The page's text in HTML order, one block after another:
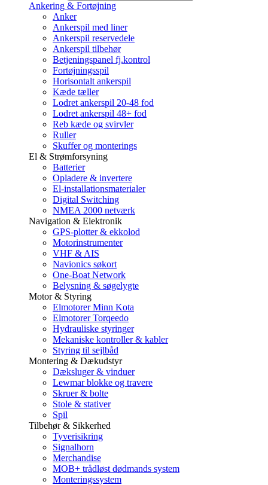
Ankering & Fortøjning
Anker
Ankerspil med liner
Ankerspil reservedele
Ankerspil tilbehør
Betjeningspanel fj.kontrol
Fortøjningsspil
Horisontalt ankerspil
Kæde tæller
Lodret ankerspil 20-48 fod
Lodret ankerspil 48+ fod
Reb kæde og svirvler
Ruller
Skuffer og monterings
El & Strømforsyning
Batterier
Opladere & invertere
El-installationsmaterialer
Digital Switching
NMEA 2000 netværk
Navigation & Elektronik
GPS-plotter & ekkolod
Motorinstrumenter
VHF & AIS
Navionics søkort
One-Boat Network
Belysning & søgelygte
Motor & Styring
Elmotorer Minn Kota
Elmotorer Torqeedo
Hydrauliske styringer
Mekaniske kontroller & kabler
Styring til sejlbåd
Montering & Dækudstyr
Dæksluger & vinduer
Lewmar blokke og travere
Skruer & bolte
Stole & stativer
Spil
Tilbehør & Sikkerhed
Tyverisikring
Signalhorn
Merchandise
MOB+ trådløst dødmands system
Monteringssystem